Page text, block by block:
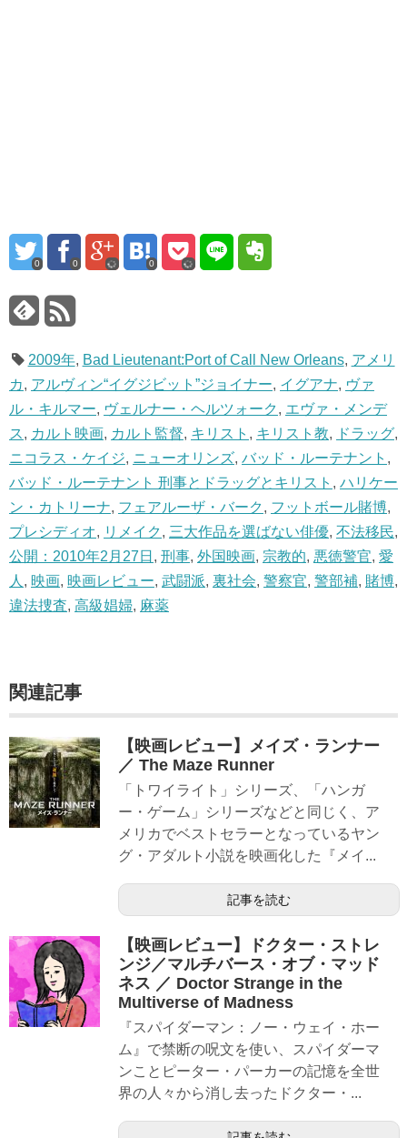
0 0 0
2009年, Bad Lieutenant:Port of Call New Orleans, アメリ
カ, アルヴィン“イグジビット”ジョイナー, イグアナ, ヴァ
ル・キルマー, ヴェルナー・ヘルツォーク , エヴァ・メンデ
ス, カルト映画, カルト監督, キリスト , キリスト教, ドラッグ,
ニコラス・ケイジ, ニューオリンズ, バッド・ルーテナント ,
バッド・ルーテナント 刑事とドラッグとキリスト , ハリケー
ン・カトリーナ, フェアルーザ・バーク , フットボール賭博,
プレシディオ, リメイク , 三大作品を選ばない俳優, 不法移民,
公開：2010年2月27日 , 刑事, 外国映画, 宗教的, 悪徳警官, 愛
人 , 映画, 映画レビュー, 武闘派, 裏社会, 警察官, 警部補, 賭博,
違法捜査, 高級娼婦, 麻薬
関連記事
【映画レビュー】メイズ・ランナー
／ The Maze Runner
「トワイライト」シリーズ、「ハンガ
ー・ゲーム」シリーズなどと同じく、ア
メリカでベストセラーとなっているヤン
グ・アダルト小説を映画化した『メイ...
記事を読む
【映画レビュー】ドクター・ストレ
ンジ／マルチバース・オブ・マッド
ネス ／ Doctor Strange in the
Multiverse of Madness
『スパイダーマン：ノー・ウェイ・ホー
ム』で禁断の呪文を使い、スパイダーマ
ンことピーター・パーカーの記憶を全世
界の人々から消し去ったドクター・...